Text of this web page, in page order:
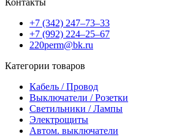
Контакты
+7 (342) 247‒73‒33
+7 (992) 224‒25‒67
220perm@bk.ru
Категории товаров
Кабель / Провод
Выключатели / Розетки
Светильники / Лампы
Электрощиты
Автом. выключатели